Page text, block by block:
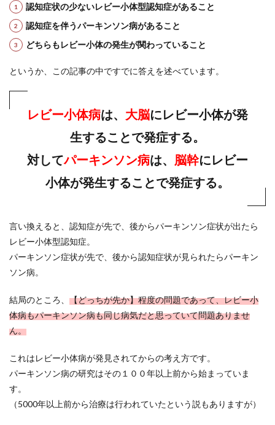
認知症状の少ないレビー小体型認知症があること
認知症を伴うパーキンソン病があること
どちらもレビー小体の発生が関わっていること
というか、この記事の中ですでに答えを述べています。
レビー小体病は、 大脳にレビー小体が発
生することで発症する。
対してパーキンソン病は、 脳幹にレビー
小体が発生することで発症する。
言い換えると、認知症が先で、後からパーキンソン症状が出たら
レビー小体型認知症。
パーキンソン症状が先で、後から認知症状が見られたらパーキン
ソン病。
結局のところ、 【どっちが先か】程度の問題であって、レビー小
体病もパーキンソン病も同じ病気だと思っていて問題ありませ
ん。
これはレビー小体病が発見されてからの考え方です。
パーキンソン病の研究はその１００年以上前から始まっていま
す。
（5000年以上前から治療は行われていたという説もありますが）